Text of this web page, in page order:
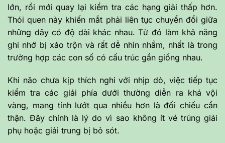
lớn, rồi mới quay lại kiểm tra các hạng giải thấp hơn.
Thói quen này khiến mắt phải liên tục chuyển đổi giữa
những dãy có độ dài khác nhau. Từ đó làm khả năng
ghi nhớ bị xáo trộn và rất dễ nhìn nhầm, nhất là trong
trường hợp các con số có cấu trúc gần giống nhau.
Khi não chưa kịp thích nghi với nhịp dò, việc tiếp tục
kiểm tra các giải phía dưới thường diễn ra khá vội
vàng, mang tính lướt qua nhiều hơn là đối chiếu cẩn
thận. Đây chính là lý do vì sao không ít vé trúng giải
phụ hoặc giải trung bị bỏ sót.